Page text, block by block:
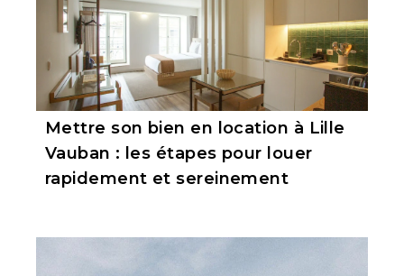
Mettre son bien en location à Lille
Vauban : les étapes pour louer
rapidement et sereinement